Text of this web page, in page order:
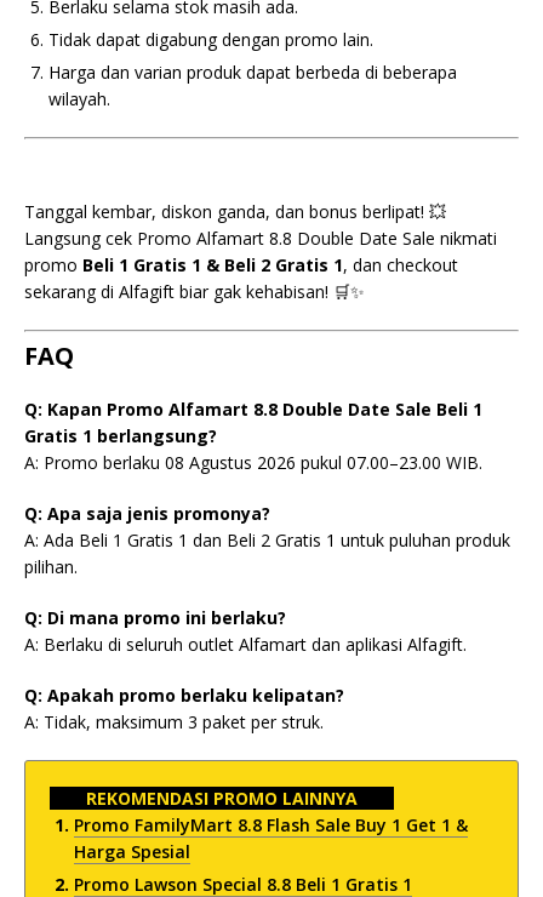
Berlaku selama stok masih ada.
Tidak dapat digabung dengan promo lain.
Harga dan varian produk dapat berbeda di beberapa
wilayah.
Tanggal kembar, diskon ganda, dan bonus berlipat! 💥
Langsung cek Promo Alfamart 8.8 Double Date Sale nikmati
promo Beli 1 Gratis 1 & Beli 2 Gratis 1, dan checkout
sekarang di Alfagift biar gak kehabisan! 🛒✨
FAQ
Q: Kapan Promo Alfamart 8.8 Double Date Sale Beli 1
Gratis 1 berlangsung?
A: Promo berlaku 08 Agustus 2026 pukul 07.00–23.00 WIB.
Q: Apa saja jenis promonya?
A: Ada Beli 1 Gratis 1 dan Beli 2 Gratis 1 untuk puluhan produk
pilihan.
Q: Di mana promo ini berlaku?
A: Berlaku di seluruh outlet Alfamart dan aplikasi Alfagift.
Q: Apakah promo berlaku kelipatan?
A: Tidak, maksimum 3 paket per struk.
REKOMENDASI PROMO LAINNYA
Promo FamilyMart 8.8 Flash Sale Buy 1 Get 1 &
Harga Spesial
Promo Lawson Special 8.8 Beli 1 Gratis 1